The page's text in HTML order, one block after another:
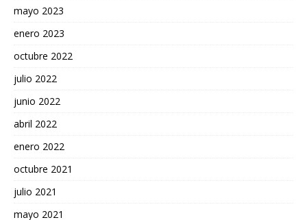
mayo 2023
enero 2023
octubre 2022
julio 2022
junio 2022
abril 2022
enero 2022
octubre 2021
julio 2021
mayo 2021